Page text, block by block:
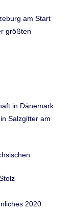
am Start
größten
in Dänemark
Salzgitter am
2020